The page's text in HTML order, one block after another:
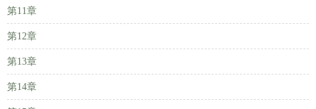
第11章
第12章
第13章
第14章